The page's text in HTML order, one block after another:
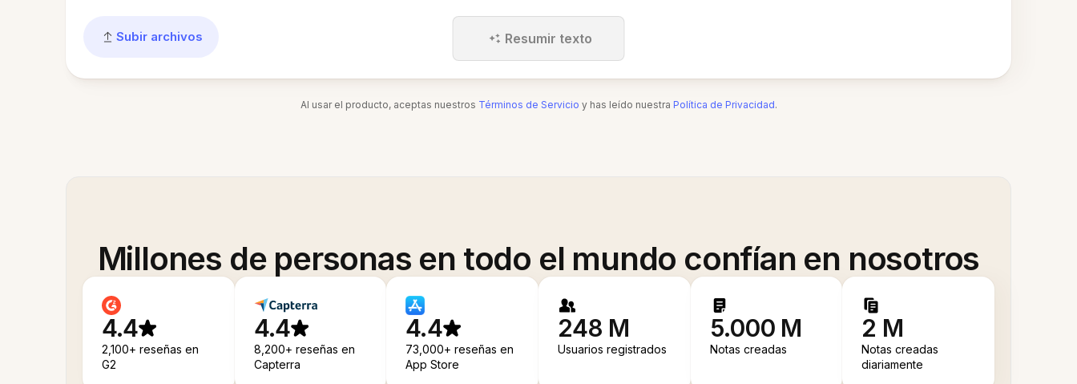
Subir archivos Resumir texto
Al usar el producto, aceptas nuestros Términos de Servicio y has leído nuestra Política de Privacidad.
Millones de personas en todo el mundo confían en nosotros
4.4
2,100+ reseñas en
G2
4.4
8,200+ reseñas en
Capterra
4.4
73,000+ reseñas en
App Store
248 M
Usuarios registrados
5.000 M
Notas creadas
2 M
Notas creadas
diariamente